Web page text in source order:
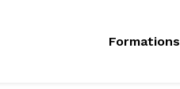
Formations